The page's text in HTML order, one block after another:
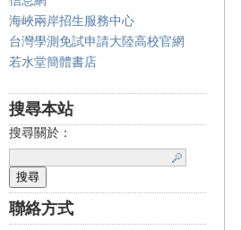
海峽兩岸招生服務中心
台灣學測免試申請大陸高校官網
若水堂簡體書店
搜尋本站
搜尋關於：
聯絡方式